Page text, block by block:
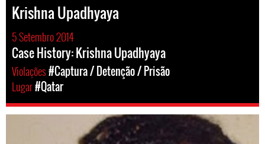
Krishna Upadhyaya
5 Setembro 2014
Case History: Krishna Upadhyaya
Violações#Captura / Detenção / Prisão
Lugar#Qatar